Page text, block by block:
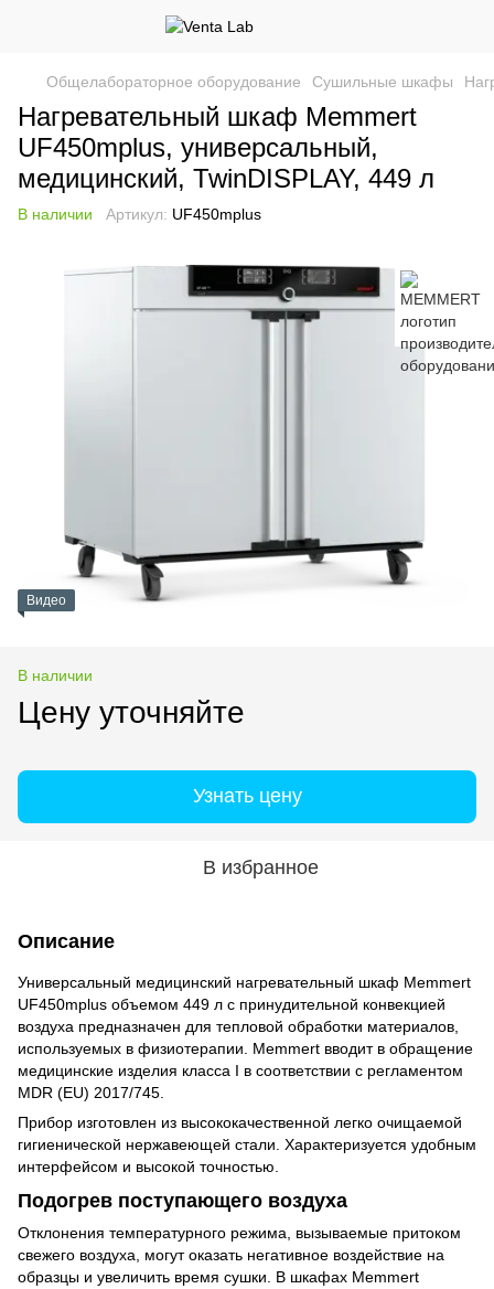
Общелабораторное оборудование Сушильные шкафы
Нагревательный шкаф Memmert
UF450mplus, универсальный,
медицинский, TwinDISPLAY, 449 л
В наличии Артикул: UF450mplus
Видео
В наличии
Цену уточняйте
Узнать цену
В избранное
Описание
Универсальный медицинский нагревательный шкаф Memmert
UF450mplus объемом 449 л с принудительной конвекцией
воздуха предназначен для тепловой обработки материалов,
используемых в физиотерапии. Memmert вводит в обращение
медицинские изделия класса I в соответствии с регламентом
MDR (EU) 2017/745.
Прибор изготовлен из высококачественной легко очищаемой
гигиенической нержавеющей стали. Характеризуется удобным
интерфейсом и высокой точностью.
Подогрев поступающего воздуха
Отклонения температурного режима, вызываемые притоком
свежего воздуха, могут оказать негативное воздействие на
образцы и увеличить время сушки. В шкафах Memmert